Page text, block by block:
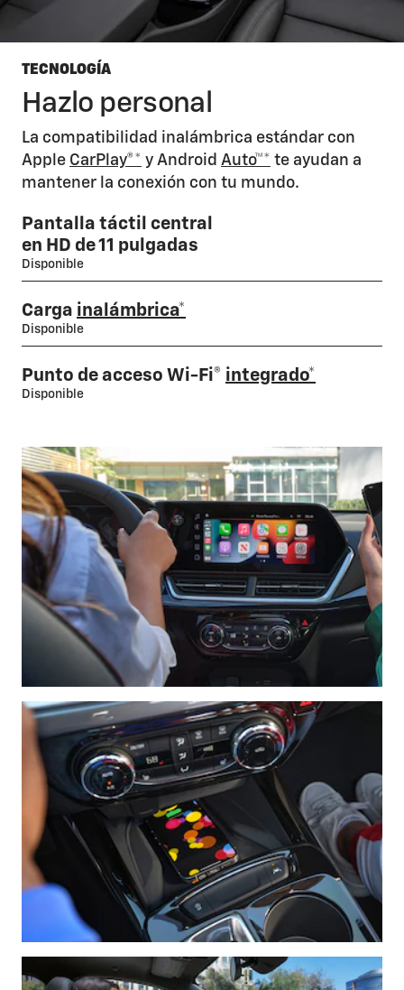
TECNOLOGÍA
Hazlo personal
La compatibilidad inalámbrica estándar con
Apple CarPlay®* y Android Auto™* te ayudan a
mantener la conexión con tu mundo.
Pantalla táctil central
en HD de 11 pulgadas
Disponible
Carga inalámbrica*
Disponible
Punto de acceso Wi-Fi® integrado*
Disponible